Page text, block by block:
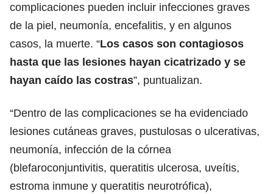
complicaciones pueden incluir infecciones graves
de la piel, neumonía, encefalitis, y en algunos
casos, la muerte. “Los casos son contagiosos
hasta que las lesiones hayan cicatrizado y se
hayan caído las costras”, puntualizan.
“Dentro de las complicaciones se ha evidenciado
lesiones cutáneas graves, pustulosas o ulcerativas,
neumonía, infección de la córnea
(blefaroconjuntivitis, queratitis ulcerosa, uveítis,
estroma inmune y queratitis neurotrófica),